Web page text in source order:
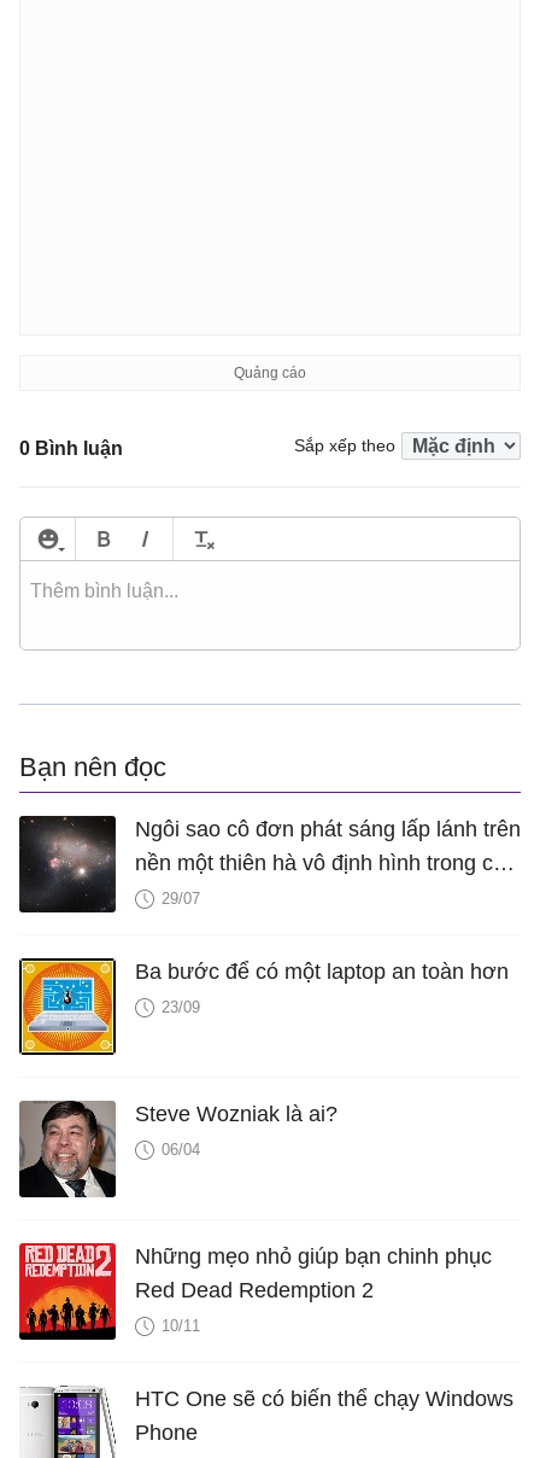
0 Bình luận Sắp xếp theo
Bạn nên đọc
Ngôi sao cô đơn phát sáng lấp lánh trên
nền một thiên hà vô định hình trong con
mắt của kính thiên văn Hubble
29/07
Ba bước để có một laptop an toàn hơn
23/09
Steve Wozniak là ai?
06/04
Những mẹo nhỏ giúp bạn chinh phục
Red Dead Redemption 2
10/11
HTC One sẽ có biến thể chạy Windows
Phone